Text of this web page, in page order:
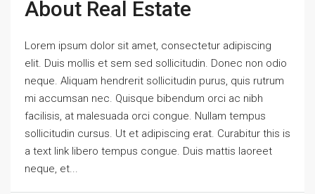
About Real Estate
Lorem ipsum dolor sit amet, consectetur adipiscing
elit. Duis mollis et sem sed sollicitudin. Donec non odio
neque. Aliquam hendrerit sollicitudin purus, quis rutrum
mi accumsan nec. Quisque bibendum orci ac nibh
facilisis, at malesuada orci congue. Nullam tempus
sollicitudin cursus. Ut et adipiscing erat. Curabitur this is
a text link libero tempus congue. Duis mattis laoreet
neque, et...